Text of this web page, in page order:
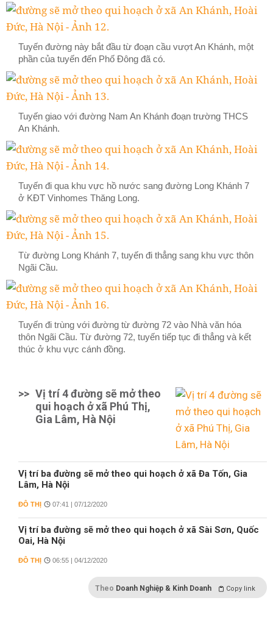
Tuyến đường này bắt đầu từ đoạn cầu vượt An Khánh, một
phần của tuyến đến Phố Đông đã có.
Tuyến giao với đường Nam An Khánh đoạn trường THCS
An Khánh.
Tuyến đi qua khu vực hồ nước sang đường Long Khánh 7
ở KĐT Vinhomes Thăng Long.
Từ đường Long Khánh 7, tuyến đi thẳng sang khu vực thôn
Ngãi Cầu.
Tuyến đi trùng với đường từ đường 72 vào Nhà văn hóa
thôn Ngãi Cầu. Từ đường 72, tuyến tiếp tục đi thẳng và kết
thúc ở khu vực cánh đồng.
>> Vị trí 4 đường sẽ mở theo
qui hoạch ở xã Phú Thị,
Gia Lâm, Hà Nội
Vị trí ba đường sẽ mở theo qui hoạch ở xã Đa Tốn, Gia
Lâm, Hà Nội
ĐÔ THỊ 07:41 | 07/12/2020
Vị trí ba đường sẽ mở theo qui hoạch ở xã Sài Sơn, Quốc
Oai, Hà Nội
ĐÔ THỊ 06:55 | 04/12/2020
Theo Doanh Nghiệp & Kinh Doanh Copy link